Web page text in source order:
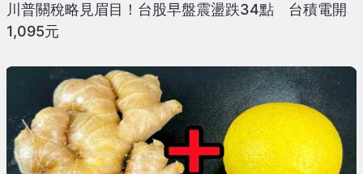
川普關稅略見眉目！台股早盤震盪跌34點 台積電開
1,095元